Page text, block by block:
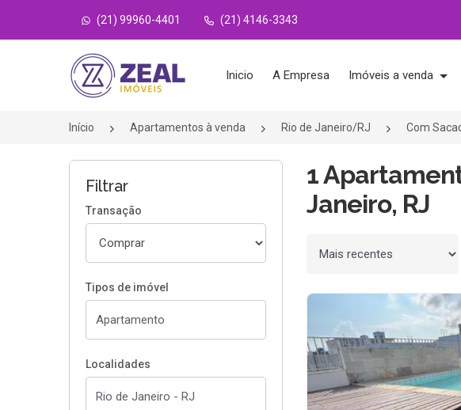
(21) 99960-4401 (21) 4146-3343
Página inicial
Inicio A Empresa Imóveis a venda
Início Apartamentos à venda Rio de Janeiro/RJ Com
Filtrar
Transação
Tipos de imóvel
Localidades
1
Janeiro, RJ
Ordenar por